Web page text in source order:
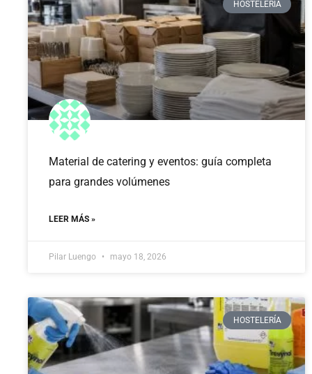
HOSTELERÍA
Material de catering y eventos: guía completa
para grandes volúmenes
LEER MÁS »
Pilar Luengo mayo 18, 2026
HOSTELERÍA